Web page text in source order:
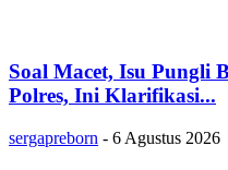
Soal Macet, Isu Pungli
Polres, Ini Klarifikasi...
sergapreborn - 6 Agustus 2026